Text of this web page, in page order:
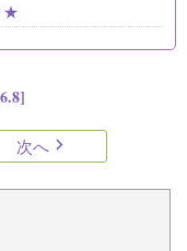
★
次へ